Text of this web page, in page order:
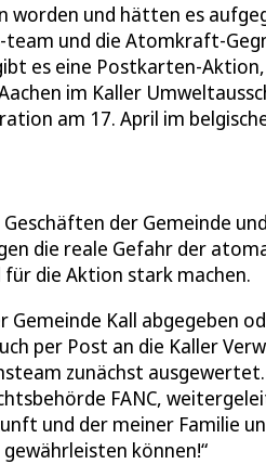
worden und hätten es
und die Atomkraft-
es eine Postkarten-
im Kaller
am 17. April im
der Gemeinde
die reale Gefahr der
für die Aktion stark machen.
Kall abgegeben
per Post an die Kaller
zunächst
FANC,
und der meiner Familie
können!“